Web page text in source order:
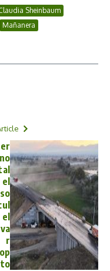
Sheinbaum
Mañanera
no
r